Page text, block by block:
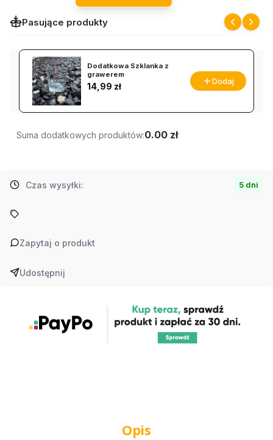
Pasujące produkty
Dodatkowa Szklanka z
grawerem
Cena
14,99 zł Dodaj
Suma dodatkowych produktów:0.00 zł
Czas wysyłki: 5 dni
Zapytaj o produkt
Udostępnij
Opis